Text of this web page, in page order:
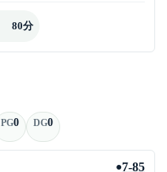
80分
PG0 DG0
●7-85